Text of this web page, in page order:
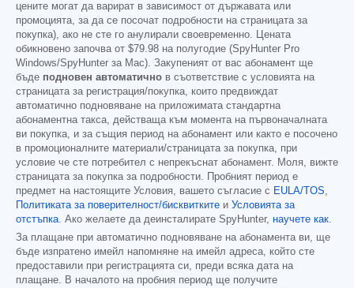
цените могат да варират в зависимост от държавата или
промоцията, за да се посочат подробности на страницата за
покупка), ако не сте го анулирали своевременно. Цената
обикновено започва от $79.98 на полугодие (SpyHunter Pro
Windows/SpyHunter за Mac). Закупеният от вас абонамент ще
бъде подновен автоматично в съответствие с условията на
страницата за регистрация/покупка, които предвиждат
автоматично подновяване на приложимата стандартна
абонаментна такса, действаща към момента на първоначалната
ви покупка, и за същия период на абонамент или както е посочено
в промоционалните материали/страницата за покупка, при
условие че сте потребител с непрекъснат абонамент. Моля, вижте
страницата за покупка за подробности. Пробният период е
предмет на настоящите Условия, вашето съгласие с EULA/TOS,
Политиката за поверителност/бисквитките и Условията за
отстъпка. Ако желаете да деинсталирате SpyHunter, научете как.
За плащане при автоматично подновяване на абонамента ви, ще
бъде изпратено имейл напомняне на имейл адреса, който сте
предоставили при регистрацията си, преди всяка дата на
плащане. В началото на пробния период ще получите